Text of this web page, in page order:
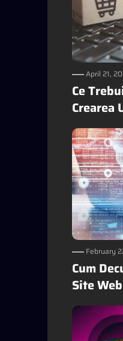
April 21,
Ce
Crearea
February
Cum
Site